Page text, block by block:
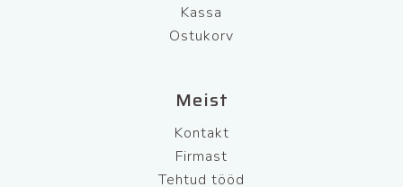
Kassa
Ostukorv
Meist
Kontakt
Firmast
Tehtud tööd